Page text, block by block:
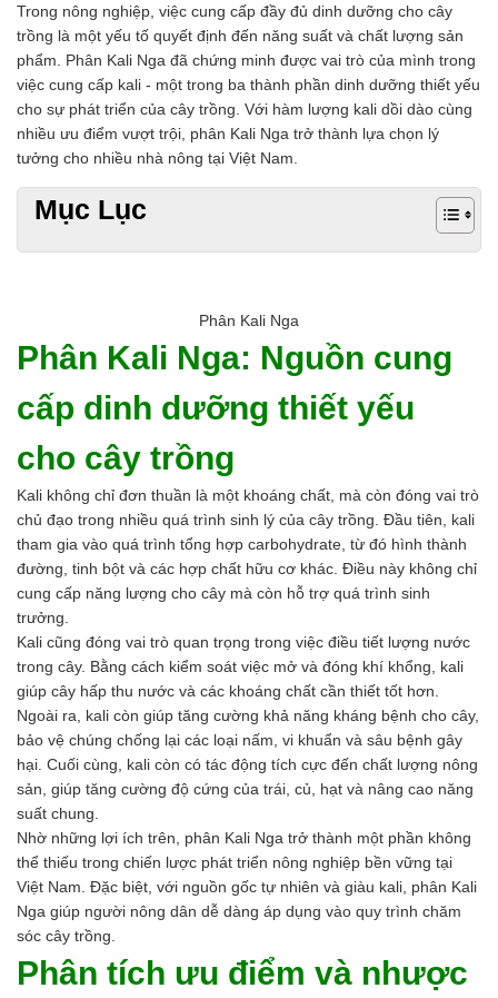
Chất phụ gia chống đông vón
Chất phụ gia tạo cấu trúc
Chất phụ gia bảo quản
Chất phụ gia nem giò chả
Chất phụ gia bún mì phở
Chất phụ gia bánh kẹo kem
Chất phụ gia nước giải khát
Chất phụ gia xúc xích
Chất phụ gia nước mắm
Tẩy rửa công nghiệp
Tẩy rửa sinh hoạt
Tẩy rửa ô tô xe máy
Tẩy cáu cặn đường ống
HÓA CHẤT THỦY SẢN
Hóa chất xử lý nước
Men đường ruột
Men vi sinh EM gốc
Bổ sung khoáng chất
Bổ gan và giải độc gan
Phòng và trị bệnh
Bổ sung dinh dưỡng tăng trọng
Hấp thụ khí độc Yucca
HÓA CHẤT XỬ LÝ NƯỚC
Xử lý nước hồ bơi
Xử lý nước sinh hoạt
Xử lý nước thải
Xử lý nước giếng khoan
Xử lý nước khác
DUNG MÔI CÔNG NGHIỆP
Pha sơn nước
Pha sơn epoxy
Pha sơn dầu
Pha sơn tĩnh điện
Dung môi khác
HƯƠNG LIỆU TINH DẦU
Trong nông nghiệp, việc cung cấp đầy đủ dinh dưỡng cho cây
trồng là một yếu tố quyết định đến năng suất và chất lượng sản
phẩm. Phân Kali Nga đã chứng minh được vai trò của mình trong
việc cung cấp kali - một trong ba thành phần dinh dưỡng thiết yếu
cho sự phát triển của cây trồng. Với hàm lượng kali dồi dào cùng
nhiều ưu điểm vượt trội, phân Kali Nga trở thành lựa chọn lý
tưởng cho nhiều nhà nông tại Việt Nam.
Mục Lục
Phân Kali Nga
Phân Kali Nga: Nguồn cung
cấp dinh dưỡng thiết yếu
cho cây trồng
Kali không chỉ đơn thuần là một khoáng chất, mà còn đóng vai trò
chủ đạo trong nhiều quá trình sinh lý của cây trồng. Đầu tiên, kali
tham gia vào quá trình tổng hợp carbohydrate, từ đó hình thành
đường, tinh bột và các hợp chất hữu cơ khác. Điều này không chỉ
cung cấp năng lượng cho cây mà còn hỗ trợ quá trình sinh
trưởng.
Kali cũng đóng vai trò quan trọng trong việc điều tiết lượng nước
trong cây. Bằng cách kiểm soát việc mở và đóng khí khổng, kali
giúp cây hấp thu nước và các khoáng chất cần thiết tốt hơn.
Ngoài ra, kali còn giúp tăng cường khả năng kháng bệnh cho cây,
bảo vệ chúng chống lại các loại nấm, vi khuẩn và sâu bệnh gây
hại. Cuối cùng, kali còn có tác động tích cực đến chất lượng nông
sản, giúp tăng cường độ cứng của trái, củ, hạt và nâng cao năng
suất chung.
Nhờ những lợi ích trên, phân Kali Nga trở thành một phần không
thể thiếu trong chiến lược phát triển nông nghiệp bền vững tại
Việt Nam. Đặc biệt, với nguồn gốc tự nhiên và giàu kali, phân Kali
Nga giúp người nông dân dễ dàng áp dụng vào quy trình chăm
sóc cây trồng.
Phân tích ưu điểm và nhược